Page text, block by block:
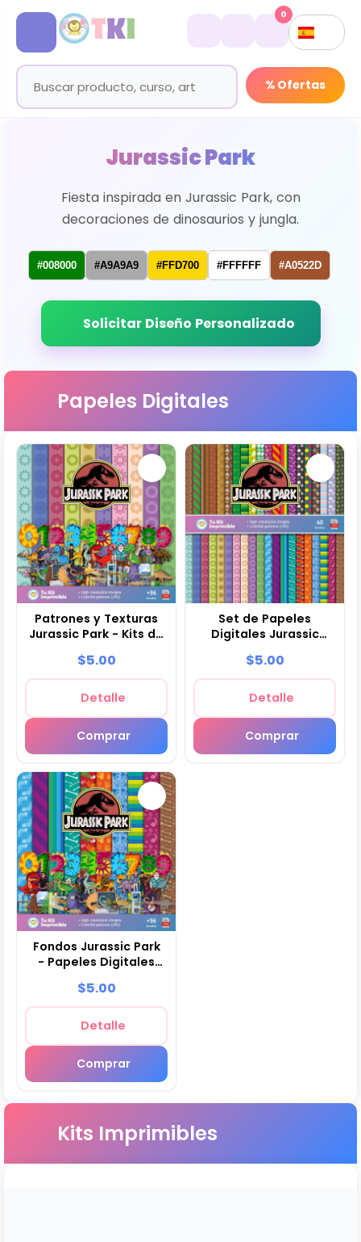
% Ofertas
0
Jurassic Park
Fiesta inspirada en Jurassic Park, con
decoraciones de dinosaurios y jungla.
#008000 #A9A9A9 #FFD700 #FFFFFF #A0522D
Solicitar Diseño Personalizado
Papeles Digitales
Patrones y Texturas
Jurassic Park - Kits de
$5.00
Detalle
Comprar
Set de Papeles
Digitales Jurassic
Fiestas y
Scrapbooking
$5.00
Detalle
Comprar
Fondos Jurassic Park
- Papeles Digitales
$5.00
Detalle
Comprar
Kits Imprimibles